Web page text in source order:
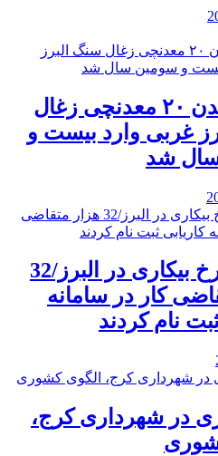
کشته شدن ۲۰ معدنچی زغال
غربی وارد بیست و
شد
کاهش نرخ بیکاری در البرز/32
کار در سامانه
نام کردند
در شهرداری کرج،